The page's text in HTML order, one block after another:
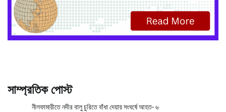
সাম্প্রতিক পোস্ট
নীলফামারীতে নদীর বালু চুরিতে বাঁধা দেয়ায় সংঘর্ষে আহত- ৬